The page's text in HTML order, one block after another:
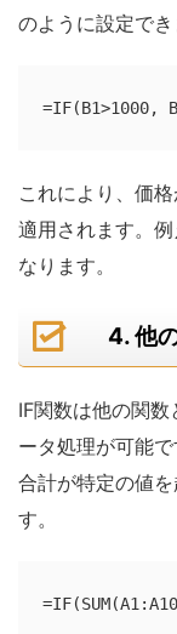
のように設定でき
=IF(B1>1000,
これにより、価
適用されます。
なります。
4. 他
IF関数は他の関
ータ処理が可能
合計が特定の値
す。